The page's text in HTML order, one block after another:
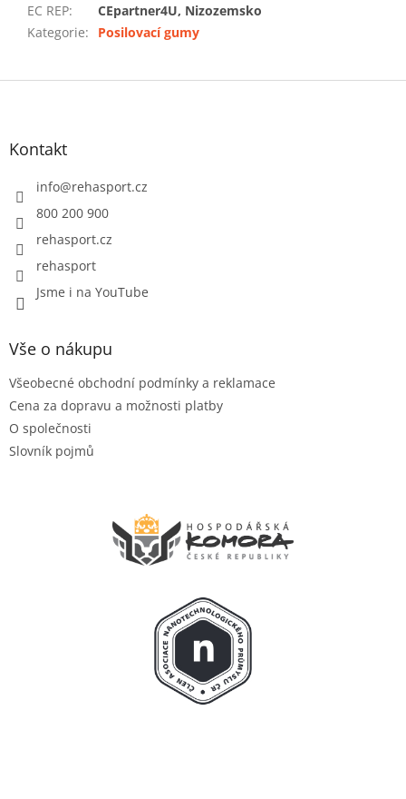
EC REP:
CEpartner4U, Nizozemsko
Kategorie: Posilovací gumy
Z
Kontakt
info@rehasport.cz
800 200 900
rehasport.cz
rehasport
Jsme i na YouTube
Vše o nákupu
Všeobecné obchodní podmínky a reklamace
Cena za dopravu a možnosti platby
O společnosti
Slovník pojmů